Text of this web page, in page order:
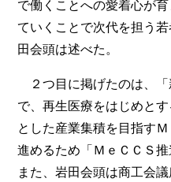
で働くことへの愛着心が
ていくことで次代を担う
田会頭は述べた。
２つ目に掲げたのは、「
で、再生医療をはじめと
とした産業集積を目指す
進めるため「ＭｅＣＣＳ
また、岩田会頭は商工会